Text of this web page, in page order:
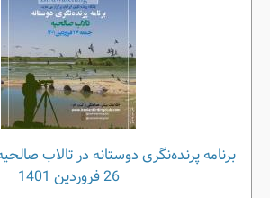
برنامه پرنده‌نگری دوستانه در تالاب
26 فروردین 1401